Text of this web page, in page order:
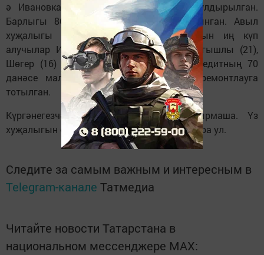
ә Ивановка авыл җирлегендә 27 оя булдырылган.
Барлыгы 86 баш сарык һәм кәҗә алынган. Авыл
хуҗалыгы машиналары һәм җиһазларын иң күп
алучылар Иске Шөгер (32 берәмлек), Сугышлы (21),
Шөгер (16) авыл җирлекләре. Барлык кредитның 70
данәсе мал-туар өчен бина төзү һәм ремонтлауга
тотылган.
Күргәнегезчә, авыл кешесе тырыша-тырмаша. Үз
хуҗалыгын саклап, үстереп калу ягында тора ул.
Следите за самым важным и интересным в
Telegram-канале Татмедиа
Читайте новости Татарстана в
национальном мессенджере MАХ: